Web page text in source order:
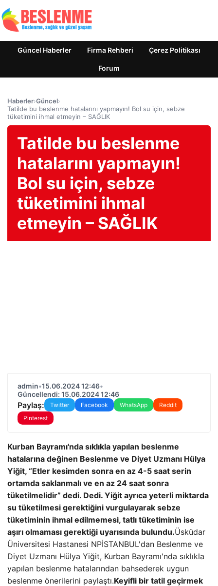
Güncel Haberler Firma Rehberi Çerez Politikası
Forum
Haberler›Güncel›
Tatilde bu beslenme hatalarını yapmayın! Bol su için, sebze
tüketimini ihmal etmeyin – SAĞLIK
Tatilde bu beslenme
hatalarını yapmayın!
Bol su için, sebze
tüketimini ihmal
etmeyin – SAĞLIK
admin•15.06.2024 12:46•
Güncellendi: 15.06.2024 12:46
Paylaş: Twitter Facebook WhatsApp
Reddit
Pinterest
Kurban Bayramı'nda sıklıkla yapılan beslenme
hatalarına değinen Beslenme ve Diyet Uzmanı Hülya
Yiğit, “Etler kesimden sonra en az 4-5 saat serin
ortamda saklanmalı ve en az 24 saat sonra
tüketilmelidir” dedi. Dedi. Yiğit ayrıca yeterli miktarda
su tüketilmesi gerektiğini vurgulayarak sebze
tüketiminin ihmal edilmemesi, tatlı tüketiminin ise
aşırı olmaması gerektiği uyarısında bulundu.Üsküdar
Üniversitesi Hastanesi NPİSTANBUL'dan Beslenme ve
Diyet Uzmanı Hülya Yiğit, Kurban Bayramı'nda sıklıkla
yapılan beslenme hatalarından bahsederek uygun
beslenme önerilerini paylaştı.Keyifli bir tatil geçirmek